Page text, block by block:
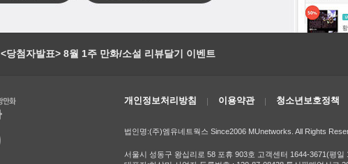
<당첨자발표> 8월 1주 만화/소설 리뷰달기 이벤트
개인정보처리방침 이용약관 청소년보호정책
법인명:(주)엠유네트웍스 Since2006 MUnetworks. All Rights
서울시 성동구 왕십리로 58 포휴 903호 고객센터 1644-3671(평